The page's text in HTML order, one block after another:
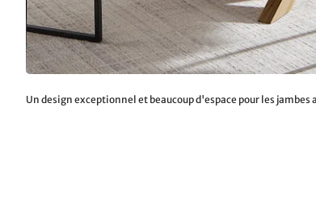
Un design exceptionnel et beaucoup d'espace pour les